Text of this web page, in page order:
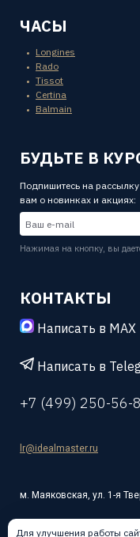
ЧАСЫ
Longines
Rado
Tissot
Certina
Balmain
БУДЬТЕ В
Подпишитесь на
вам о новинках и акциях:
Нажимая на кнопку, вы
КОНТАКТЫ
Написать в MAX
Написать в
+7 (499) 250-56-
lr@idealmaster.ru
м. Маяковская, ул. 1-я
Для улучшения работы